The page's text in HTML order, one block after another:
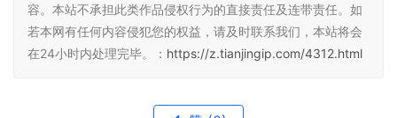
容。本站不承担此类作品侵权行为的直接责任及连带责任。如
若本网有任何内容侵犯您的权益，请及时联系我们，本站将会
在24小时内处理完毕。： https://z.tianjingip.com/4312.html